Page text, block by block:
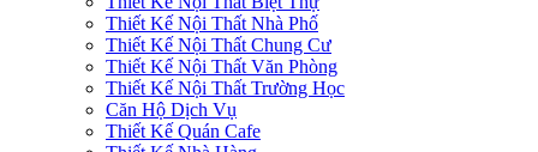
Thiết Kế Nội Thất Nhà Phố
Thiết Kế Nội Thất Chung Cư
Thiết Kế Nội Thất Văn Phòng
Thiết Kế Nội Thất Trường Học
Căn Hộ Dịch Vụ
Thiết Kế Quán Cafe